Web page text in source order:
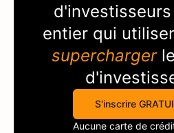
entier qui
supercharger
S'inscrire
Aucune carte de